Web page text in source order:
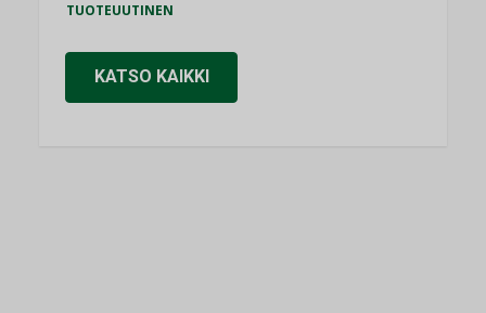
TUOTEUUTINEN
KATSO KAIKKI